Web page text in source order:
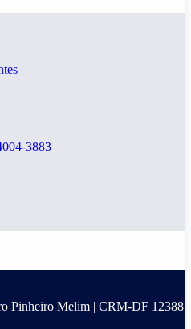
3883
Pinheiro Melim | CRM-DF 12388